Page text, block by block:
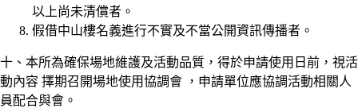
以上尚未清償者。
假借中山樓名義進行不實及不當公開資訊傳播者。
十、本所為確保場地維護及活動品質，得於申請使用日前，視活
動內容 擇期召開場地使用協調會 ，申請單位應協調活動相關人
員配合與會。